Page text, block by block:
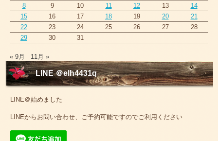
8 9 10 11 12 13
14
15
16 17 18 19 20
21
22
23 24 25 26 27
28
29
30 31
« 9月 11月 »
LINE ＠elh4431q
LINE＠始めました
LINEからお問い合わせ、ご予約可能ですのでご利用ください